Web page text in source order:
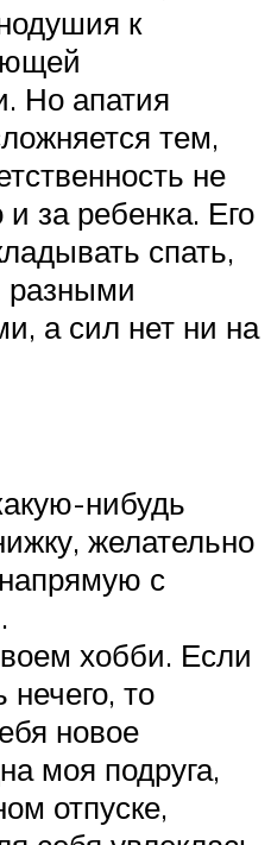
к
Но апатия
тем,
не
и за ребенка. Его
спать,
разными
а сил нет ни на
нибудь
желательно
с
хобби. Если
то
новое
моя подруга,
отпуске,